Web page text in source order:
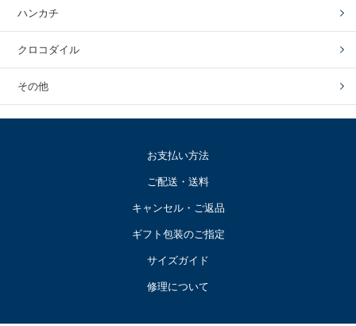
ハンカチ
クロコダイル
その他
お支払い方法
ご配送・送料
キャンセル・ご返品
ギフト包装のご指定
サイズガイド
修理について